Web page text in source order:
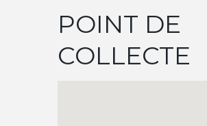
POINT DE
COLLECTE